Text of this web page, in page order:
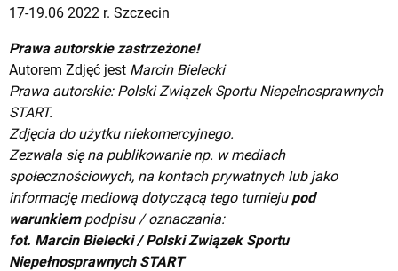
17-19.06 2022 r. Szczecin
Prawa autorskie zastrzeżone!
Autorem Zdjęć jest Marcin Bielecki
Prawa autorskie: Polski Związek Sportu Niepełnosprawnych
START.
Zdjęcia do użytku niekomercyjnego.
Zezwala się na publikowanie np. w mediach
społecznościowych, na kontach prywatnych lub jako
informację mediową dotyczącą tego turnieju pod
warunkiempodpisu / oznaczania:
fot. Marcin Bielecki / Polski Związek Sportu
Niepełnosprawnych START